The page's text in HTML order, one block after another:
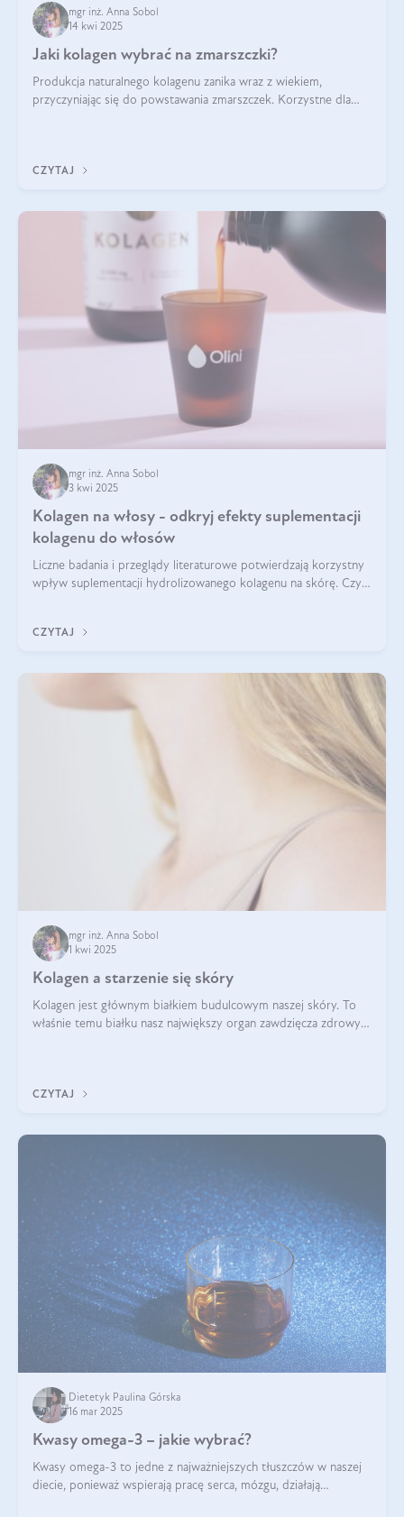
mgr inż. Anna Sobol
14 kwi 2025
Jaki kolagen wybrać na zmarszczki?
Produkcja naturalnego kolagenu zanika wraz z wiekiem,
przyczyniając się do powstawania zmarszczek. Korzystne dla
CZYTAJ
mgr inż. Anna Sobol
3 kwi 2025
Kolagen na włosy - odkryj efekty suplementacji
kolagenu do włosów
Liczne badania i przeglądy literaturowe potwierdzają korzystny
wpływ suplementacji hydrolizowanego kolagenu na skórę. Czy
CZYTAJ
mgr inż. Anna Sobol
1 kwi 2025
Kolagen a starzenie się skóry
Kolagen jest głównym białkiem budulcowym naszej skóry. To
właśnie temu białku nasz największy organ zawdzięcza zdrowy
CZYTAJ
Dietetyk Paulina Górska
16 mar 2025
Kwasy omega-3 – jakie wybrać?
Kwasy omega-3 to jedne z najważniejszych tłuszczów w naszej
diecie, ponieważ wspierają pracę serca, mózgu, działają